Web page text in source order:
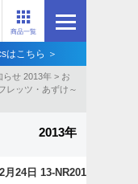
商品一覧
はこちら ＞
らせ 2013年 > お
レッツ・あずけ～
2013年
月24日 13-NR201